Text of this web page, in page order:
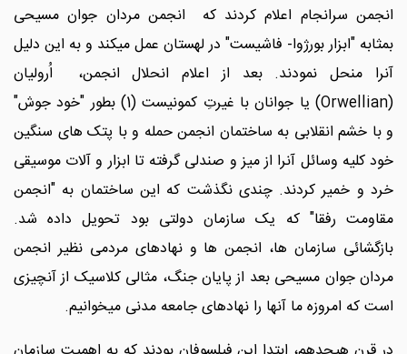
انجمن سرانجام اعلام کردند که انجمن مردان جوان مسیحی
بمثابه "ابزار بورژوا- فاشیست" در لهستان عمل میکند و به این دلیل
آنرا منحل نمودند. بعد از اعلام انحلال انجمن، اُرولیان
(Orwellian) یا جوانان با غیرتِ کمونیست (1) بطور "خود جوش"
و با خشم انقلابی به ساختمان انجمن حمله و با پتک های سنگین
خود کلیه وسائل آنرا از میز و صندلی گرفته تا ابزار و آلات موسیقی
خرد و خمیر کردند. چندی نگذشت که این ساختمان به "انجمن
مقاومت رفقا" که یک سازمان دولتی بود تحویل داده شد.
بازگشائی سازمان ها، انجمن ها و نهادهای مردمی نظیر انجمن
مردان جوان مسیحی بعد از پایان جنگ، مثالی کلاسیک از آنچیزی
است که امروزه ما آنها را نهادهای جامعه مدنی میخوانیم.